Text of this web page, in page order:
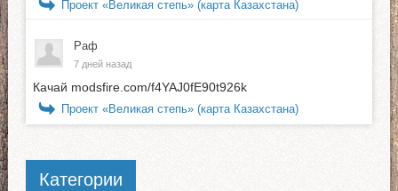
Проект «Великая степь» (карта Казахстана)
Раф
7 дней назад
Качай modsfire.com/f4YAJ0fE90t926k
Проект «Великая степь» (карта Казахстана)
Категории